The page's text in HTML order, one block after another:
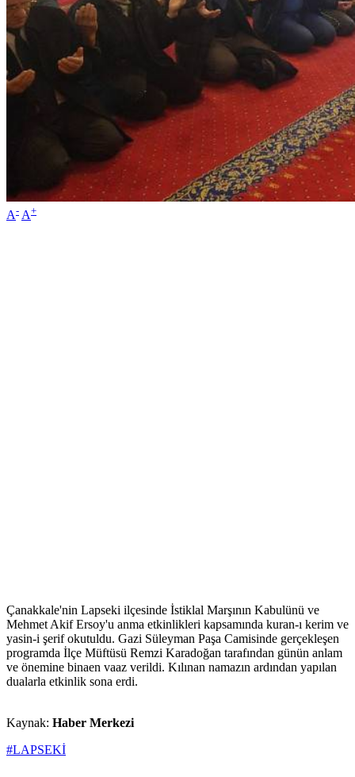
A- A+
Çanakkale'nin Lapseki ilçesinde İstiklal Marşının Kabulünü ve
Mehmet Akif Ersoy'u anma etkinlikleri kapsamında kuran-ı kerim ve
yasin-i şerif okutuldu. Gazi Süleyman Paşa Camisinde gerçekleşen
programda İlçe Müftüsü Remzi Karadoğan tarafından günün anlam
ve önemine binaen vaaz verildi. Kılınan namazın ardından yapılan
dualarla etkinlik sona erdi.
Kaynak: Haber Merkezi
#LAPSEKİ